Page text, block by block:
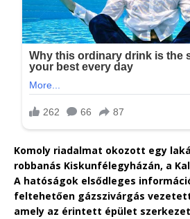
Komoly riadalmat okozott egy
robbanás Kiskunfélegyházán, a
A hatóságok elsődleges
feltehetően gázszivárgás
amely az érintett épület